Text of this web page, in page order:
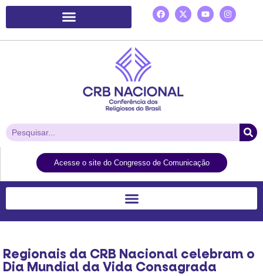
Acesse o site do Congresso de Comunicação
Regionais da CRB Nacional celebram o
Dia Mundial da Vida Consagrada